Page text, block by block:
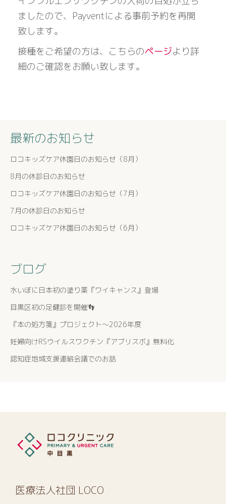
ましたので、Payventによる事前予約を再開
致します。
接種をご希望の方は、こちらのページより詳
細のご確認をお願い致します。
最新のお知らせ
ロコキッズケア休園日のお知らせ（8月）
8月の休診日のお知らせ
ロコキッズケア休園日のお知らせ（7月）
7月の休診日のお知らせ
ロコキッズケア休園日のお知らせ（6月）
ブログ
水いぼに日本初の塗り薬『ワイキャンス』登場
目黒区初の足健診を開催👣
『本の処方箋』プロジェクト〜2026年度
妊婦向けRSウイルスワクチン『アブリスボ』無料化
認知症地域支援連絡会議でのお話
医療法人社団 LOCO